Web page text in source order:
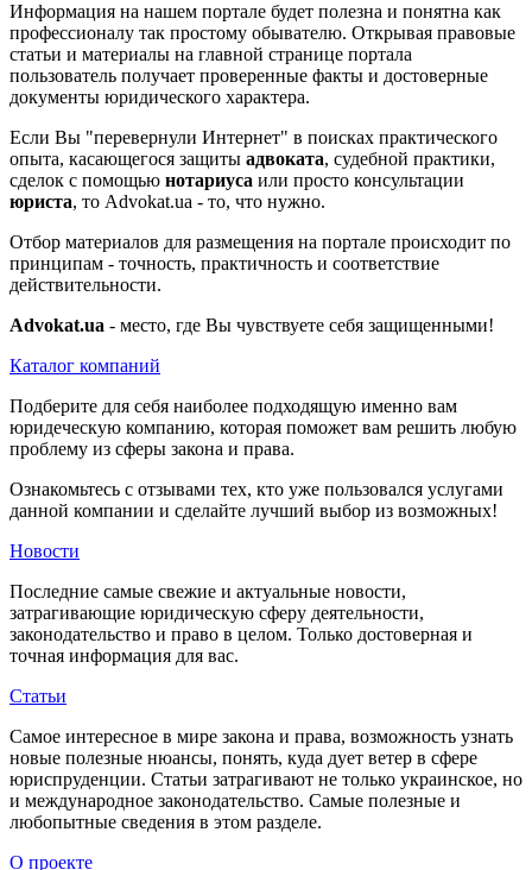
Информация на нашем портале будет полезна и понятна как
профессионалу так простому обывателю. Открывая правовые
статьи и материалы на главной странице портала
пользователь получает проверенные факты и достоверные
документы юридического характера.
Если Вы "перевернули Интернет" в поисках практического
опыта, касающегося защиты адвоката, судебной практики,
сделок с помощью нотариуса или просто консультации
юриста, то Advokat.ua - то, что нужно.
Отбор материалов для размещения на портале происходит по
принципам - точность, практичность и соответствие
действительности.
Advokat.ua - место, где Вы чувствуете себя защищенными!
Каталог компаний
Подберите для себя наиболее подходящую именно вам
юридеческую компанию, которая поможет вам решить любую
проблему из сферы закона и права.
Ознакомьтесь с отзывами тех, кто уже пользовался услугами
данной компании и сделайте лучший выбор из возможных!
Новости
Последние самые свежие и актуальные новости,
затрагивающие юридическую сферу деятельности,
законодательство и право в целом. Только достоверная и
точная информация для вас.
Статьи
Самое интересное в мире закона и права, возможность узнать
новые полезные нюансы, понять, куда дует ветер в сфере
юриспруденции. Статьи затрагивают не только украинское, но
и международное законодательство. Самые полезные и
любопытные сведения в этом разделе.
О проекте